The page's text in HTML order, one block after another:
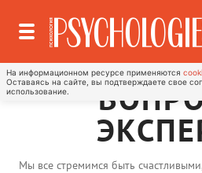
На информационном ресурсе применяются
Оставаясь на сайте, вы подтверждаете свое
использование.
Мы все стремимся быть